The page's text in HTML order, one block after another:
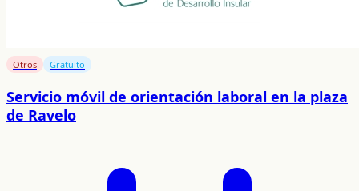
Otros Gratuito
Servicio móvil de orientación laboral en la plaza
de Ravelo